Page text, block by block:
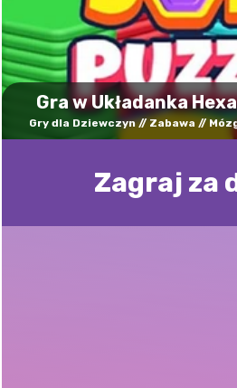
Gra w Układanka
Gry dla Dziewczyn Zabawa
Zagraj za